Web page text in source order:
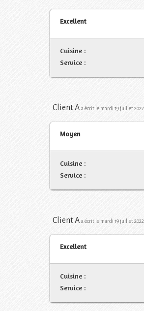
Excellent
Cuisine :
Service :
Client A a écrit le mardi 19 juillet 2022
Moyen
Cuisine :
Service :
Client A a écrit le mardi 19 juillet 2022
Excellent
Cuisine :
Service :